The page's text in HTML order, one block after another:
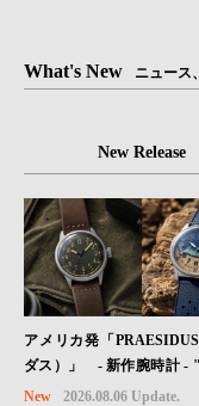
What's New ニュース
New Release
アメリカ発「
ダス）」 - 新作腕時計 - "
に着ける“ -戦場を駆け抜
New 2026.08.06 Update.